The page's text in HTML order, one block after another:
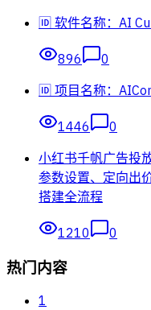
🆔 软件名称：AI
896
0
🆔 项目名称：
1446
0
小红书千帆广告投
参数设置、定向出
搭建全流程
1210 0
热门内容
1